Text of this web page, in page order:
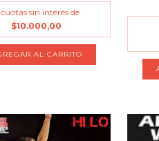
cuotas sin interés de
$10.000,00